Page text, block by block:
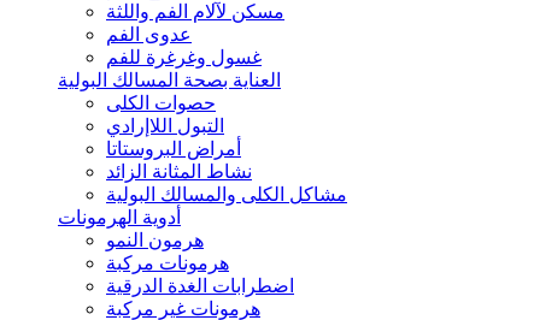
مسكن لآلام الفم واللثة
عدوى الفم
غسول وغرغرة للفم
العناية بصحة المسالك البولية
حصوات الكلى
التبول اللاإرادي
أمراض البروستاتا
نشاط المثانة الزائد
مشاكل الكلى والمسالك البولية
أدوية الهرمونات
هرمون النمو
هرمونات مركبة
اضطرابات الغدة الدرقية
هرمونات غير مركبة